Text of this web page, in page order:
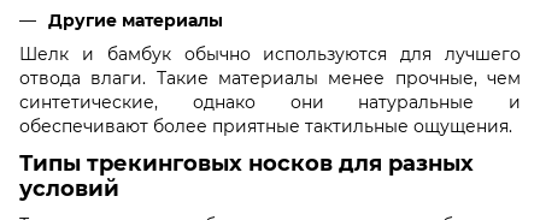
Другие материалы
Шелк и бамбук обычно используются для лучшего
отвода влаги. Такие материалы менее прочные, чем
синтетические, однако они натуральные и
обеспечивают более приятные тактильные ощущения.
Типы трекинговых носков для разных
условий